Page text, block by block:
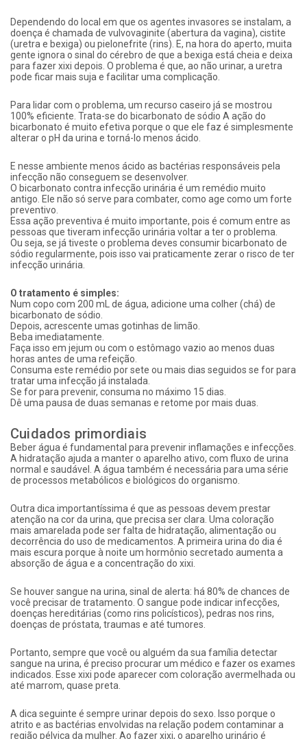
Dependendo do local em que os agentes invasores se instalam, a
doença é chamada de vulvovaginite (abertura da vagina), cistite
(uretra e bexiga) ou pielonefrite (rins). E, na hora do aperto, muita
gente ignora o sinal do cérebro de que a bexiga está cheia e deixa
para fazer xixi depois. O problema é que, ao não urinar, a uretra
pode ficar mais suja e facilitar uma complicação.
Para lidar com o problema, um recurso caseiro já se mostrou
100% eficiente. Trata-se do bicarbonato de sódio A ação do
bicarbonato é muito efetiva porque o que ele faz é simplesmente
alterar o pH da urina e torná-lo menos ácido.
E nesse ambiente menos ácido as bactérias responsáveis pela
infecção não conseguem se desenvolver.
O bicarbonato contra infecção urinária é um remédio muito
antigo. Ele não só serve para combater, como age como um forte
preventivo.
Essa ação preventiva é muito importante, pois é comum entre as
pessoas que tiveram infecção urinária voltar a ter o problema.
Ou seja, se já tiveste o problema deves consumir bicarbonato de
sódio regularmente, pois isso vai praticamente zerar o risco de ter
infecção urinária.
O tratamento é simples:
Num copo com 200 mL de água, adicione uma colher (chá) de
bicarbonato de sódio.
Depois, acrescente umas gotinhas de limão.
Beba imediatamente.
Faça isso em jejum ou com o estômago vazio ao menos duas
horas antes de uma refeição.
Consuma este remédio por sete ou mais dias seguidos se for para
tratar uma infecção já instalada.
Se for para prevenir, consuma no máximo 15 dias.
Dê uma pausa de duas semanas e retome por mais duas.
Cuidados primordiais
Beber água é fundamental para prevenir inflamações e infecções.
A hidratação ajuda a manter o aparelho ativo, com fluxo de urina
normal e saudável. A água também é necessária para uma série
de processos metabólicos e biológicos do organismo.
Outra dica importantíssima é que as pessoas devem prestar
atenção na cor da urina, que precisa ser clara. Uma coloração
mais amarelada pode ser falta de hidratação, alimentação ou
decorrência do uso de medicamentos. A primeira urina do dia é
mais escura porque à noite um hormônio secretado aumenta a
absorção de água e a concentração do xixi.
Se houver sangue na urina, sinal de alerta: há 80% de chances de
você precisar de tratamento. O sangue pode indicar infecções,
doenças hereditárias (como rins policísticos), pedras nos rins,
doenças de próstata, traumas e até tumores.
Portanto, sempre que você ou alguém da sua família detectar
sangue na urina, é preciso procurar um médico e fazer os exames
indicados. Esse xixi pode aparecer com coloração avermelhada ou
até marrom, quase preta.
A dica seguinte é sempre urinar depois do sexo. Isso porque o
atrito e as bactérias envolvidas na relação podem contaminar a
região pélvica da mulher. Ao fazer xixi, o aparelho urinário é